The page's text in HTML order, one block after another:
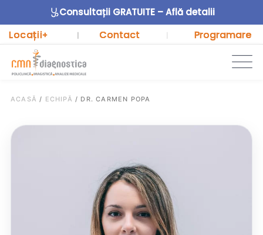
Consultații GRATUITE – Află detalii
Locații+ | Contact Programare
ACASĂ / ECHIPĂ / DR. CARMEN POPA